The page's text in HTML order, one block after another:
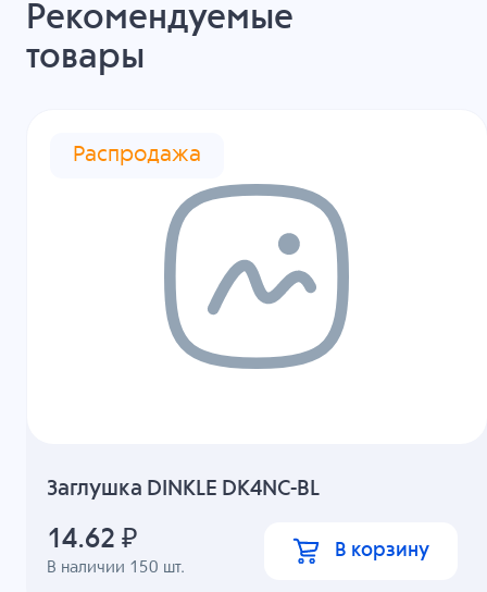
Рекомендуемые
товары
Распродажа
Заглушка DINKLE DK4NC-BL
В наличии 150 шт.
14.62 ₽ В корзину